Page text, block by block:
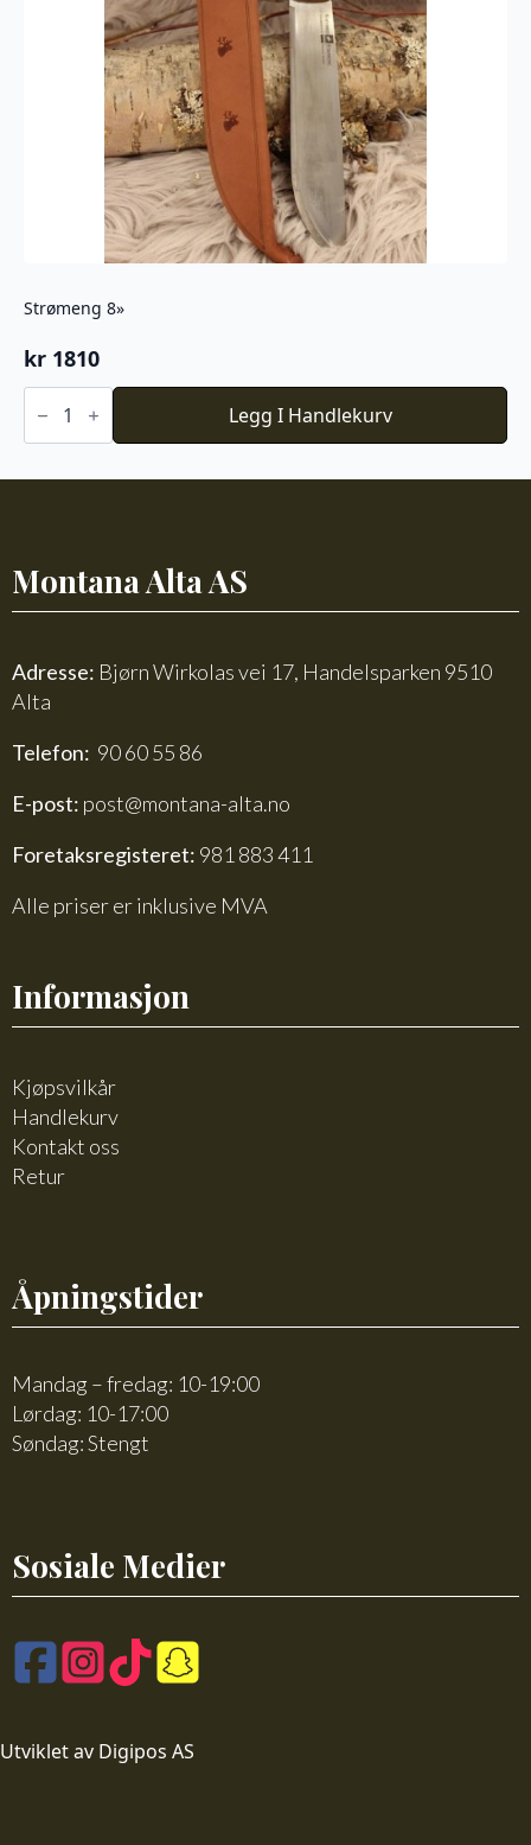
Strømeng 8»
kr 1810
Strømeng
8'' Legg I Handlekurv
Montana Alta AS
Adresse: Bjørn Wirkolas vei 17, Handelsparken 9510
Alta
Telefon: 90 60 55 86
E-post: post@montana-alta.no
Foretaksregisteret: 981 883 411
Alle priser er inklusive MVA
Informasjon
Kjøpsvilkår
Handlekurv
Kontakt oss
Retur
Åpningstider
Mandag – fredag: 10-19:00
Lørdag: 10-17:00
Søndag: Stengt
Sosiale Medier
Utviklet av Digipos AS